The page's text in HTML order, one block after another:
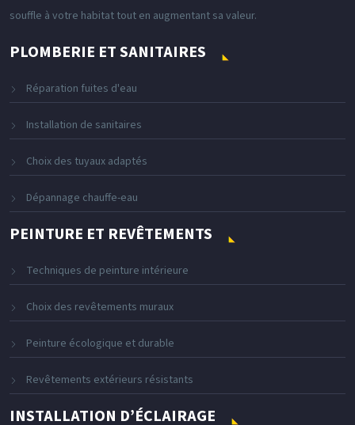
souffle à votre habitat tout en augmentant sa valeur.
PLOMBERIE ET SANITAIRES
Réparation fuites d'eau
Installation de sanitaires
Choix des tuyaux adaptés
Dépannage chauffe-eau
PEINTURE ET REVÊTEMENTS
Techniques de peinture intérieure
Choix des revêtements muraux
Peinture écologique et durable
Revêtements extérieurs résistants
INSTALLATION D’ÉCLAIRAGE